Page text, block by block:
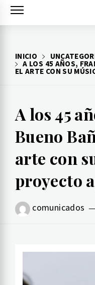
al
INICIO
A LOS 45 AÑOS,
EL ARTE CON SU
A los 45
Bueno
arte con
proyecto
comunicados